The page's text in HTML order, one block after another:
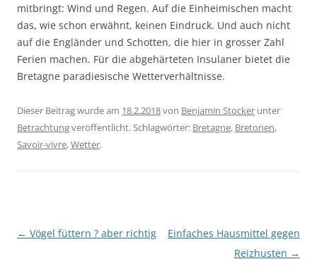
mitbringt: Wind und Regen. Auf die Einheimischen macht
das, wie schon erwähnt, keinen Eindruck. Und auch nicht
auf die Engländer und Schotten, die hier in grosser Zahl
Ferien machen. Für die abgehärteten Insulaner bietet die
Bretagne paradiesische Wetterverhältnisse.
Dieser Beitrag wurde am 18.2.2018von Benjamin Stocker unter
Betrachtungveröffentlicht. Schlagwörter: Bretagne, Bretonen,
Savoir-vivre,Wetter.
Beitragsnavigation
← Vögel füttern ? aber richtig
Einfaches Hausmittel gegen
Reizhusten →